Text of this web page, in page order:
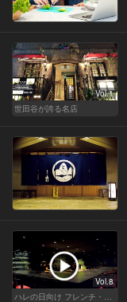
Vol.1
世田谷が誇る名店
Vol.8